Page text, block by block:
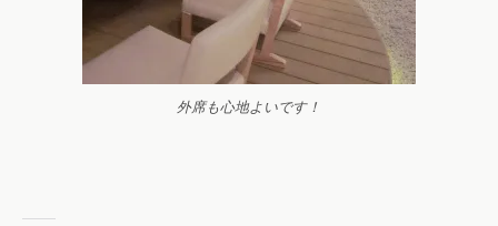
外席も心地よいです！